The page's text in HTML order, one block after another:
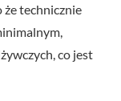
że technicznie
co jest